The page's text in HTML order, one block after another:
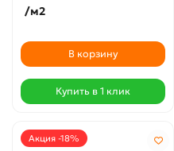
/м2
В корзину
Купить в 1 клик
Акция -18%